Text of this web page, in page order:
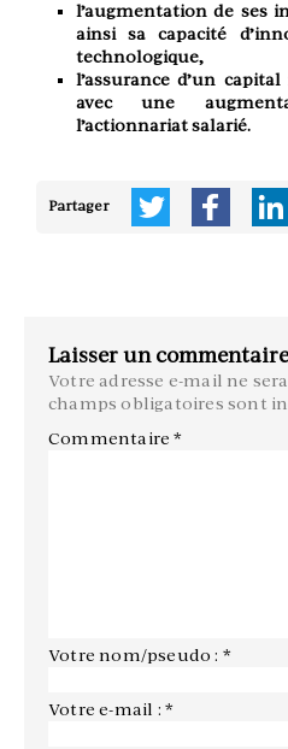
l’augmentation de ses
ainsi sa capacité
technologique,
l’assurance d’un
avec une
l’actionnariat salarié.
Partager
Laisser un commentaire
Votre adresse e-mail ne
champs obligatoires sont
Commentaire*
Votre nom/pseudo : *
Votre e-mail : *